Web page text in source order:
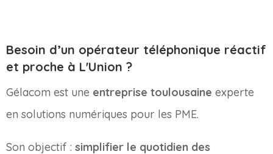
Besoin d’un opérateur téléphonique réactif
et proche à L'Union ?
Gélacom est une entreprise toulousaine experte
en solutions numériques pour les PME.
Son objectif : simplifier le quotidien des